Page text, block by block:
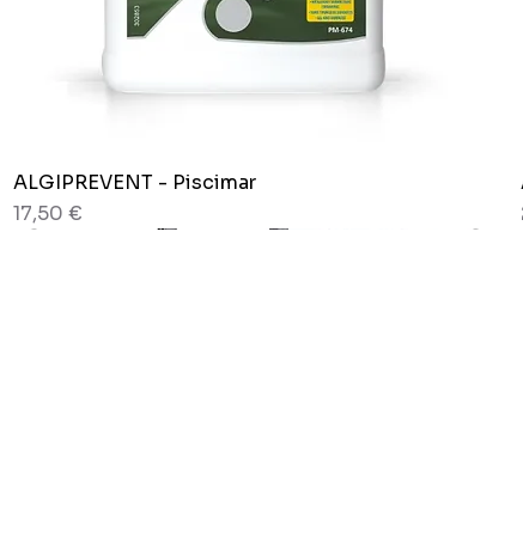
Vista rapida
ALGIPREVENT - Piscimar
Prezzo
17,50 €